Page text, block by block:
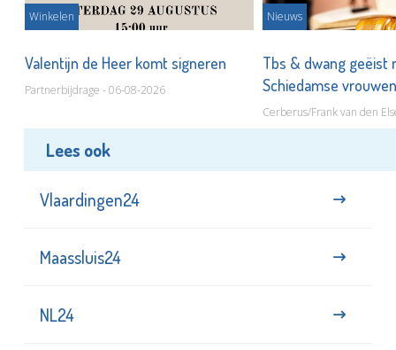
Winkelen
Valentijn de Heer komt signeren
Partnerbijdrage - 06-08-2026
Nieuws
Tbs & dwang geëist
Schiedamse
Cerberus/Frank van den
Lees ook
Vlaardingen24
Maassluis24
NL24